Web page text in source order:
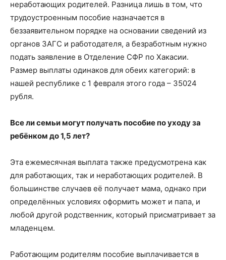
неработающих родителей. Разница лишь в том, что
трудоустроенным пособие назначается в
беззаявительном порядке на основании сведений из
органов ЗАГС и работодателя, а безработным нужно
подать заявление в Отделение СФР по Хакасии.
Размер выплаты одинаков для обеих категорий: в
нашей республике с 1 февраля этого года – 35024
рубля.
Все ли семьи могут получать пособие по уходу за
ребёнком до 1,5 лет?
Эта ежемесячная выплата также предусмотрена как
для работающих, так и неработающих родителей. В
большинстве случаев её получает мама, однако при
определённых условиях оформить может и папа, и
любой другой родственник, который присматривает за
младенцем.
Работающим родителям пособие выплачивается в